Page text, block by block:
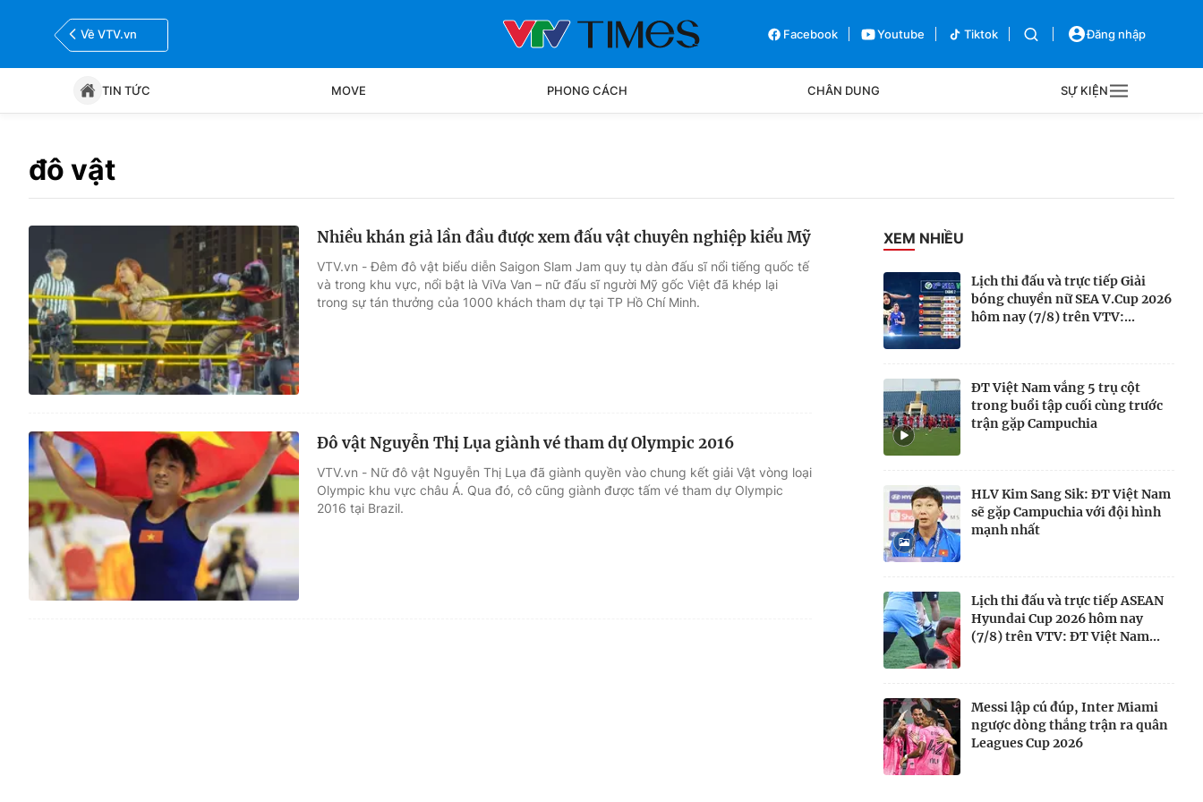
Về VTV.vn Facebook Youtube Tiktok Đăng nhập
TIN TỨC MOVE PHONG CÁCH CHÂN DUNG SỰ KIỆN
đô vật
Nhiều khán giả lần đầu được xem đấu vật chuyên nghiệp kiểu Mỹ
VTV.vn - Đêm đô vật biểu diễn Saigon Slam Jam quy tụ dàn đấu sĩ nổi tiếng quốc tế
và trong khu vực, nổi bật là ViVa Van – nữ đấu sĩ người Mỹ gốc Việt đã khép lại
trong sự tán thưởng của 1000 khách tham dự tại TP Hồ Chí Minh.
Đô vật Nguyễn Thị Lụa giành vé tham dự Olympic 2016
VTV.vn - Nữ đô vật Nguyễn Thị Lụa đã giành quyền vào chung kết giải Vật vòng loại
Olympic khu vực châu Á. Qua đó, cô cũng giành được tấm vé tham dự Olympic
2016 tại Brazil.
XEM NHIỀU
Lịch thi đấu và trực tiếp Giải
bóng chuyền nữ SEA V.Cup 2026
hôm nay (7/8) trên VTV:...
ĐT Việt Nam vắng 5 trụ cột
trong buổi tập cuối cùng trước
trận gặp Campuchia
HLV Kim Sang Sik: ĐT Việt Nam
sẽ gặp Campuchia với đội hình
mạnh nhất
Lịch thi đấu và trực tiếp ASEAN
Hyundai Cup 2026 hôm nay
(7/8) trên VTV: ĐT Việt Nam...
Messi lập cú đúp, Inter Miami
ngược dòng thắng trận ra quân
Leagues Cup 2026